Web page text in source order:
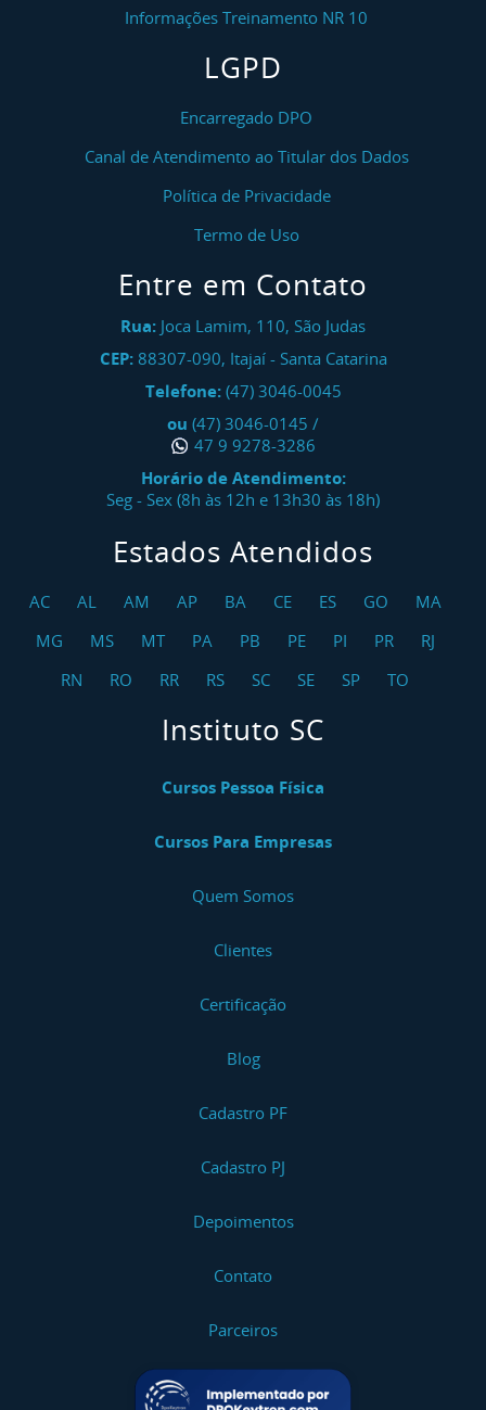
Informações Treinamento NR 10
LGPD
Encarregado DPO
Canal de Atendimento ao Titular dos Dados
Política de Privacidade
Termo de Uso
Entre em Contato
Rua: Joca Lamim, 110, São Judas
CEP: 88307-090, Itajaí- Santa Catarina
Telefone: (47) 3046-0045
ou (47) 3046-0145 /
47 9 9278-3286
Horário de Atendimento:
Seg - Sex (8h às 12h e 13h30 às 18h)
Estados Atendidos
AC AL AM AP BA CE ES GO
MA
MG
MS MT PA PB PE PI PR
RJ
RN
RO RR RS SC SE SP TO
Instituto SC
Cursos Pessoa Física
Cursos Para Empresas
Quem Somos
Clientes
Certificação
Blog
Cadastro PF
Cadastro PJ
Depoimentos
Contato
Parceiros